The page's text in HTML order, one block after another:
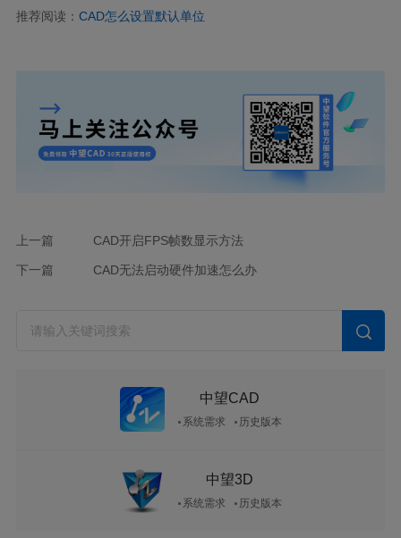
推荐阅读： CAD怎么设置默认单位
上一篇 CAD开启FPS帧数显示方法
下一篇 CAD无法启动硬件加速怎么办
中望CAD
系统需求 历史版本
中望3D
系统需求 历史版本